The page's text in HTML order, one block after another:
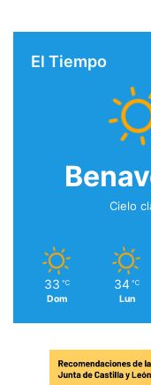
El Tiempo
Cielo
33 ℃
Dom
34 ℃
Lun